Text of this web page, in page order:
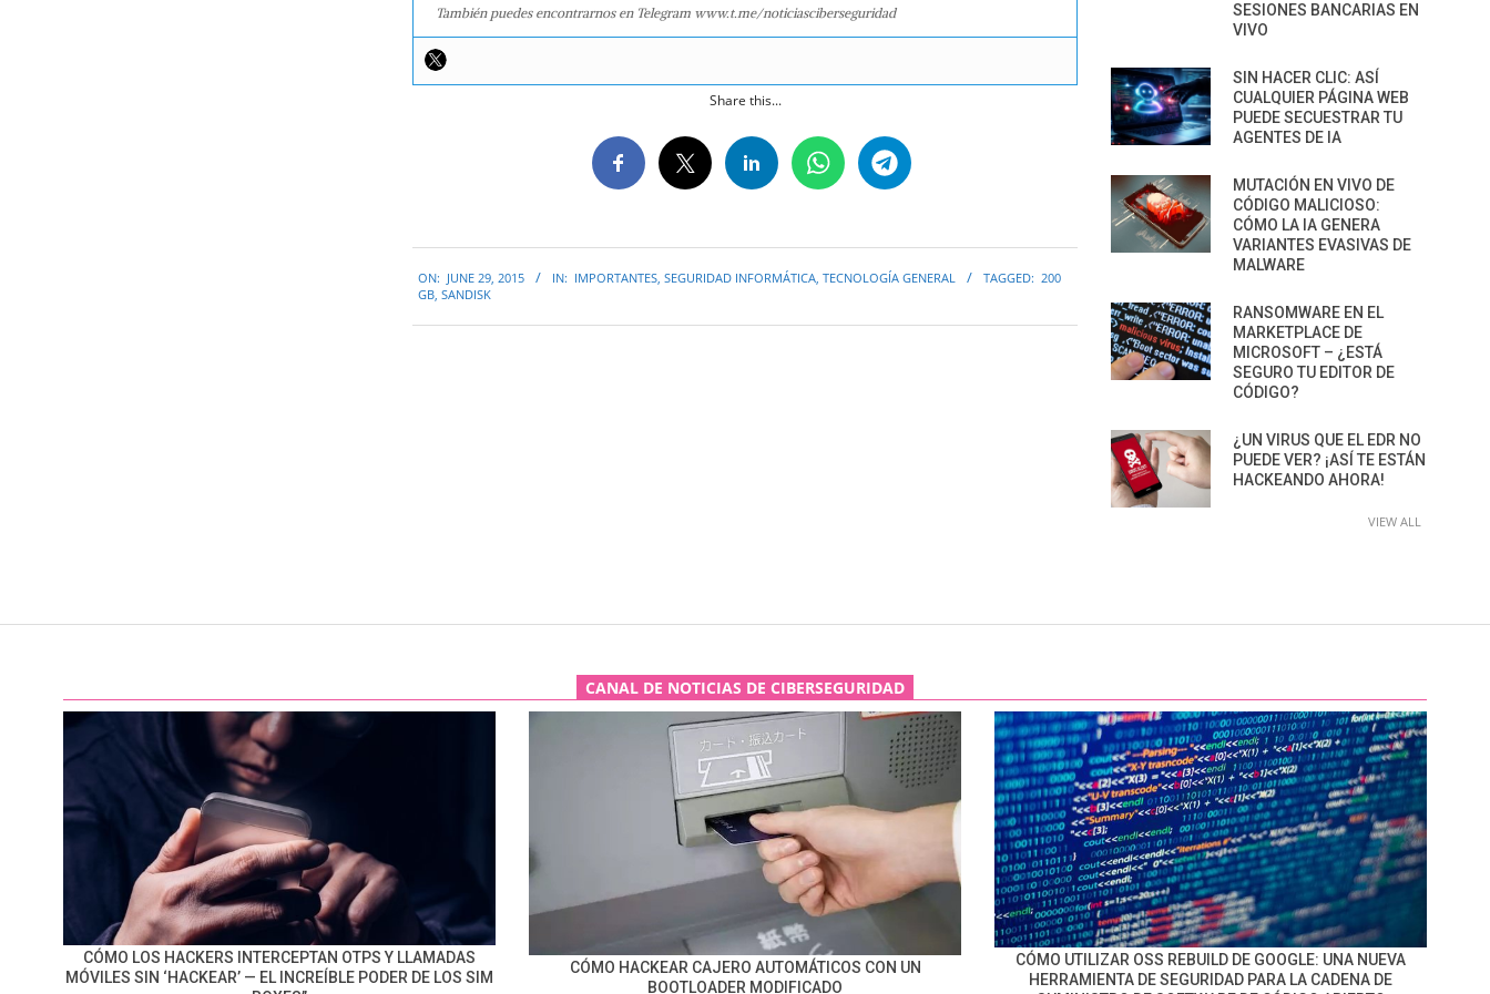
También puedes encontrarnos en Telegram www.t.me/noticiasciberseguridad
Share this...
06-
ON: JUNE 29, 2015 IN: IMPORTANTES, SEGURIDAD INFORMÁTICA, TECNOLOGÍA GENERAL TAGGED: 200
GB, SANDISK
SESIONES BANCARIAS EN
VIVO
SIN HACER CLIC: ASÍ
CUALQUIER PÁGINA WEB
PUEDE SECUESTRAR TU
AGENTES DE IA
MUTACIÓN EN VIVO DE
CÓDIGO MALICIOSO:
CÓMO LA IA GENERA
VARIANTES EVASIVAS DE
MALWARE
RANSOMWARE EN EL
MARKETPLACE DE
MICROSOFT – ¿ESTÁ
SEGURO TU EDITOR DE
CÓDIGO?
¿UN VIRUS QUE EL EDR NO
PUEDE VER? ¡ASÍ TE ESTÁN
HACKEANDO AHORA!
VIEW ALL
CANAL DE NOTICIAS DE CIBERSEGURIDAD
CÓMO LOS HACKERS INTERCEPTAN OTPS Y LLAMADAS
MÓVILES SIN ‘HACKEAR’ — EL INCREÍBLE PODER DE LOS SIM
CÓMO HACKEAR CAJERO AUTOMÁTICOS CON UN
BOOTLOADER MODIFICADO
CÓMO UTILIZAR OSS REBUILD DE GOOGLE: UNA NUEVA
HERRAMIENTA DE SEGURIDAD PARA LA CADENA DE